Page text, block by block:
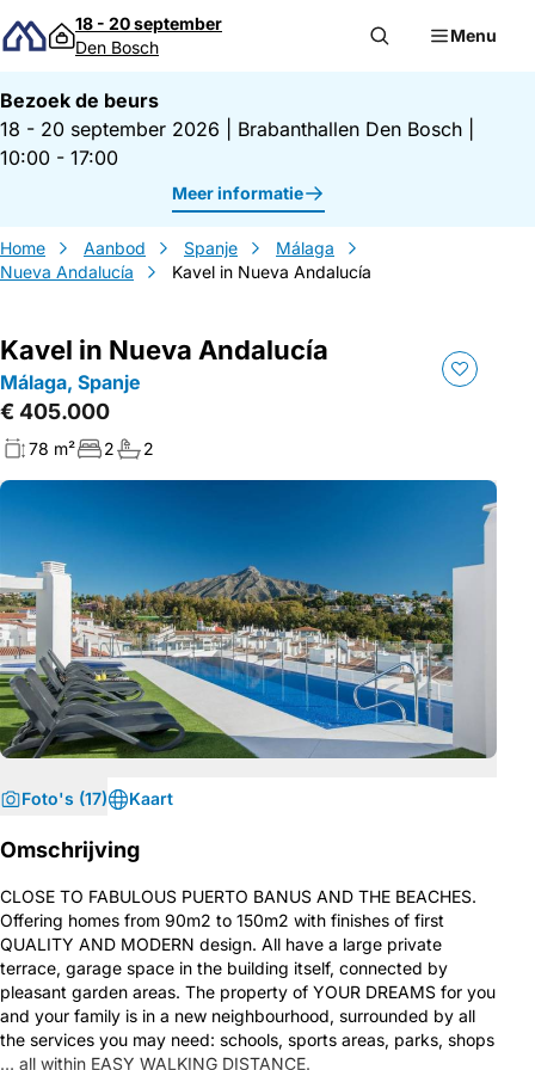
Direct naar inhoud
18 - 20 september
Den Bosch
Menu
Bezoek de beurs
18 - 20 september 2026
Brabanthallen Den Bosch
10:00 - 17:00
Meer informatie
Home Aanbod Spanje
Málaga
Nueva Andalucía
Kavel in Nueva Andalucía
Kavel in Nueva Andalucía
Málaga, Spanje
€ 405.000
78 m² 2 2
Foto's (17) Kaart
Omschrijving
CLOSE TO FABULOUS PUERTO BANUS AND THE BEACHES.
Offering homes from 90m2 to 150m2 with finishes of first
QUALITY AND MODERN design. All have a large private
terrace, garage space in the building itself, connected by
pleasant garden areas. The property of YOUR DREAMS for you
and your family is in a new neighbourhood, surrounded by all
the services you may need: schools, sports areas, parks, shops
… all within EASY WALKING DISTANCE.